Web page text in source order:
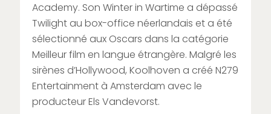
Academy. Son Winter in Wartime a dépassé
Twilight au box-office néerlandais et a été
sélectionné aux Oscars dans la catégorie
Meilleur film en langue étrangère. Malgré les
sirènes d’Hollywood, Koolhoven a créé N279
Entertainment à Amsterdam avec le
producteur Els Vandevorst.